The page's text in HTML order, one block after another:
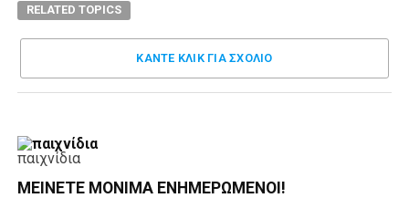
RELATED TOPICS
ΚΑΝΤΕ ΚΛΊΚ ΓΙΑ ΣΧΌΛΙΟ
παιχνίδια
ΜΕΊΝΕΤΕ ΜΌΝΙΜΑ ΕΝΗΜΕΡΏΜΕΝΟΙ!